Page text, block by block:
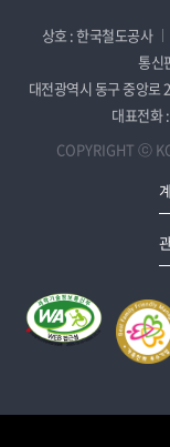
상호 : 한국철도공사
통신
대전광역시 동구 중앙로
대표전화
COPYRIGHT ⓒ